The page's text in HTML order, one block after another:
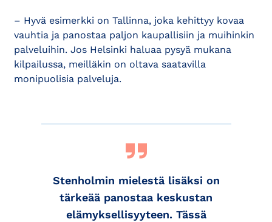
– Hyvä esimerkki on Tallinna, joka kehittyy kovaa
vauhtia ja panostaa paljon kaupallisiin ja muihinkin
palveluihin. Jos Helsinki haluaa pysyä mukana
kilpailussa, meilläkin on oltava saatavilla
monipuolisia palveluja.
Stenholmin mielestä lisäksi on
tärkeää panostaa keskustan
elämyksellisyyteen. Tässä